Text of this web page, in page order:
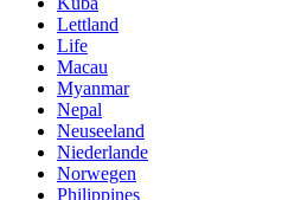
Lettland
Life
Macau
Myanmar
Nepal
Neuseeland
Niederlande
Norwegen
Philippines